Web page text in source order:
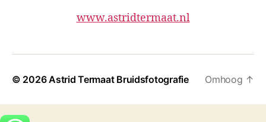
www.astridtermaat.nl
© 2026Astrid Termaat Bruidsfotografie Omhoog ↑